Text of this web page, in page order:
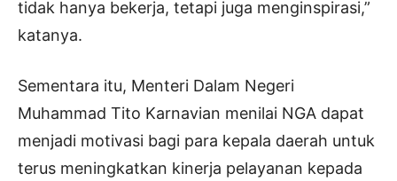
tidak hanya bekerja, tetapi juga menginspirasi,”
katanya.
Sementara itu, Menteri Dalam Negeri
Muhammad Tito Karnavian menilai NGA dapat
menjadi motivasi bagi para kepala daerah untuk
terus meningkatkan kinerja pelayanan kepada